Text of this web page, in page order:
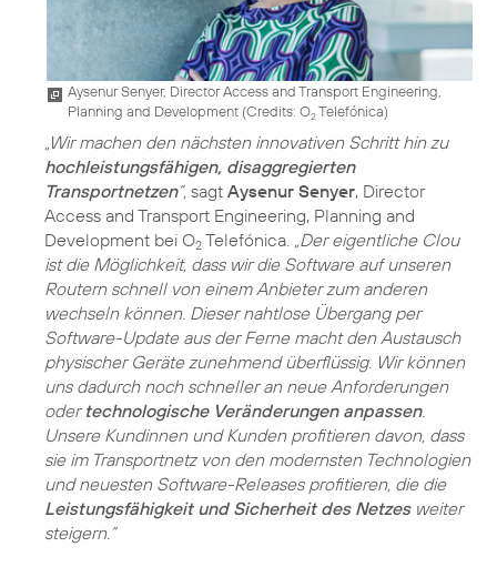
Aysenur Senyer, Director Access and Transport Engineering,
Planning and Development (Credits: O2Telefónica)
„Wir machen den nächsten innovativen Schritt hin zu
hochleistungsfähigen, disaggregierten
Transportnetzen“, sagt Aysenur Senyer, Director
Access and Transport Engineering, Planning and
Development bei O2 Telefónica. „Der eigentliche Clou
ist die Möglichkeit, dass wir die Software auf unseren
Routern schnell von einem Anbieter zum anderen
wechseln können. Dieser nahtlose Übergang per
Software-Update aus der Ferne macht den Austausch
physischer Geräte zunehmend überflüssig. Wir können
uns dadurch noch schneller an neue Anforderungen
oder technologische Veränderungen anpassen.
Unsere Kundinnen und Kunden profitieren davon, dass
sie im Transportnetz von den modernsten Technologien
und neuesten Software-Releases profitieren, die die
Leistungsfähigkeit und Sicherheit des Netzesweiter
steigern.“